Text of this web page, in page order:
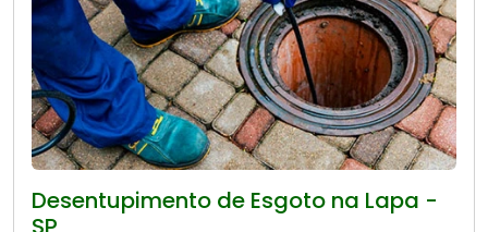
Desentupimento de Esgoto na Lapa -